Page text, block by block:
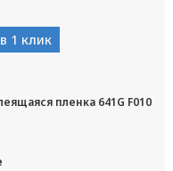
1 клик
пленка 641G F010